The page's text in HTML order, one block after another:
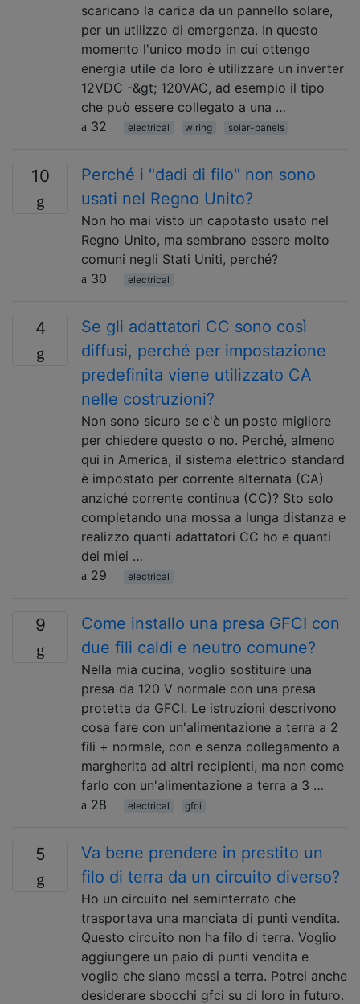
scaricano la carica da un pannello solare,
per un utilizzo di emergenza. In questo
momento l'unico modo in cui ottengo
energia utile da loro è utilizzare un inverter
12VDC -&gt; 120VAC, ad esempio il tipo
che può essere collegato a una …
32
electrical wiring solar-panels
10
Perché i "dadi di filo" non sono
usati nel Regno Unito?
Non ho mai visto un capotasto usato nel
Regno Unito, ma sembrano essere molto
comuni negli Stati Uniti, perché?
30
electrical
4
Se gli adattatori CC sono così
diffusi, perché per impostazione
predefinita viene utilizzato CA
nelle costruzioni?
Non sono sicuro se c'è un posto migliore
per chiedere questo o no. Perché, almeno
qui in America, il sistema elettrico standard
è impostato per corrente alternata (CA)
anziché corrente continua (CC)? Sto solo
completando una mossa a lunga distanza e
realizzo quanti adattatori CC ho e quanti
dei miei …
29
electrical
9
Come installo una presa GFCI con
due fili caldi e neutro comune?
Nella mia cucina, voglio sostituire una
presa da 120 V normale con una presa
protetta da GFCI. Le istruzioni descrivono
cosa fare con un'alimentazione a terra a 2
fili + normale, con e senza collegamento a
margherita ad altri recipienti, ma non come
farlo con un'alimentazione a terra a 3 …
28
electrical gfci
5
Va bene prendere in prestito un
filo di terra da un circuito diverso?
Ho un circuito nel seminterrato che
trasportava una manciata di punti vendita.
Questo circuito non ha filo di terra. Voglio
aggiungere un paio di punti vendita e
voglio che siano messi a terra. Potrei anche
desiderare sbocchi gfci su di loro in futuro.